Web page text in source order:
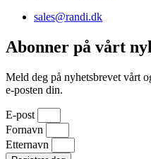
sales@randi.dk
Abonner på vårt
Meld deg på nyhetsbrevet vårt
e-posten din.
E-post
Fornavn
Etternavn